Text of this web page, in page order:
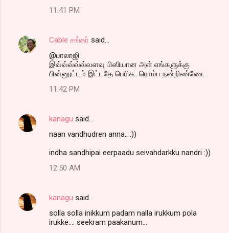
11:41 PM
Cable சங்கர் said…
@பாலாஜி
இவ்வ்வ்வ்வ்வளவு பிஸியான அள் எங்களுக்கு
பின்னூட்டம் இட்டதே பெரிசு.. ரொம்ப நன்றிண்ணே..
11:42 PM
kanagu said…
naan vandhudren anna.. :))
indha sandhipai eerpaadu seivahdarkku nandri :))
12:50 AM
kanagu said…
solla solla inikkum padam nalla irukkum pola
irukke.... seekram paakanum...